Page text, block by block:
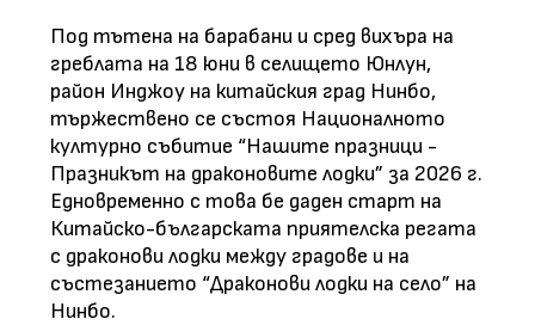
Под тътена на барабани и сред вихъра на
греблата на 18 юни в селището Юнлун,
район Инджоу на китайския град Нинбо,
тържествено се състоя Националното
културно събитие “Нашите празници -
Празникът на драконовите лодки” за 2026 г.
Едновременно с това бе даден старт на
Китайско-българската приятелска регата
с драконови лодки между градове и на
състезанието “Драконови лодки на село” на
Нинбо.